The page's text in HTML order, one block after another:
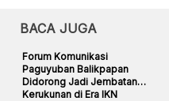
BACA JUGA
Forum Komunikasi
Paguyuban Balikpapan
Didorong Jadi Jembatan
Kerukunan di Era IKN